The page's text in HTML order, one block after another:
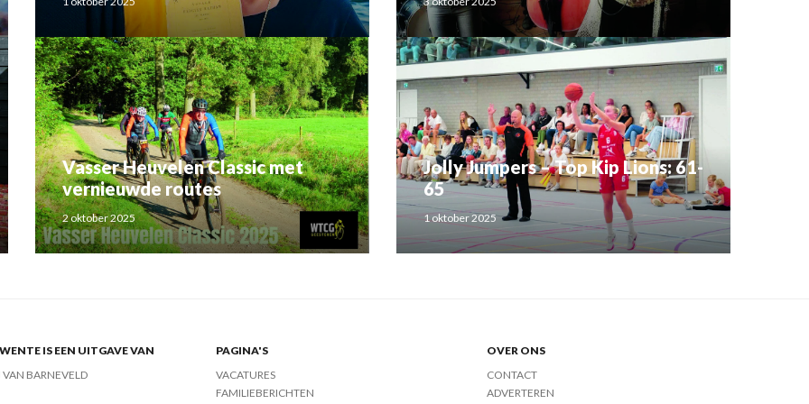
Rahma el Mouden
Vasser Heuvelen Classic met
vernieuwde routes
2 oktober 2025
Jolly Jumpers – Top Kip Lions: 61-
65
1 oktober 2025
IS EEN UITGAVE VAN
VAN BARNEVELD
PAGINA'S
VACATURES
FAMILIEBERICHTEN
OVER ONS
CONTACT
ADVERTEREN